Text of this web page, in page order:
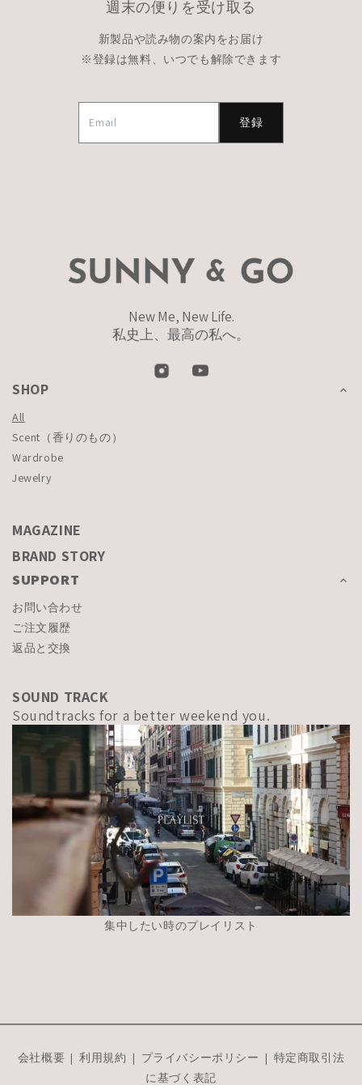
週末の便りを受け取る
新製品や読み物の案内をお届け
※登録は無料、いつでも解除できます
登録
New Me, New Life.
私史上、最高の私へ。
SHOP
All
Scent（香りのもの）
Wardrobe
Jewelry
MAGAZINE
BRAND STORY
SUPPORT
お問い合わせ
ご注文履歴
返品と交換
SOUND TRACK
Soundtracks for a better weekend you.
集中したい時のプレイリスト
会社概要 |利用規約 | プライバシーポリシー | 特定商取引法
に基づく表記